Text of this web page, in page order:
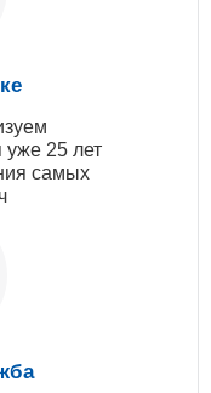
уже 25 лет
самых